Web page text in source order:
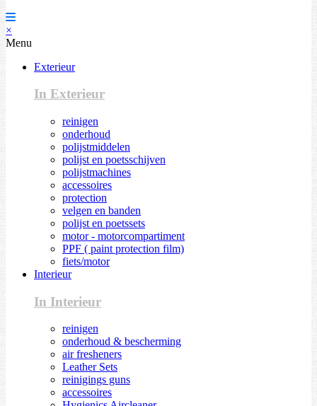
×
Menu
Exterieur
In Exterieur
reinigen
onderhoud
polijstmiddelen
polijst en poetsschijven
polijstmachines
accessoires
protection
velgen en banden
polijst en poetssets
motor - motorcompartiment
PPF ( paint protection film)
fiets/motor
Interieur
In Interieur
reinigen
onderhoud & bescherming
air fresheners
Leather Sets
reinigings guns
accessoires